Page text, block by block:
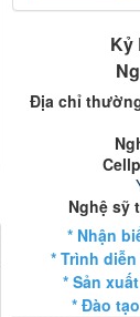
Kỷ
Địa chỉ
Nghệ sỹ
* Nhận
* Trình
* Sản
* Đào